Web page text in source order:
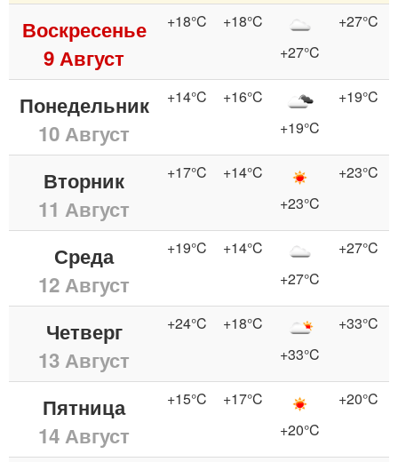
Воскресенье
9 Август
+18°C
+18°C
+27°C
+27°C
Понедельник
10 Август
+14°C
+16°C
+19°C
+19°C
Вторник
11 Август
+17°C
+14°C
+23°C
+23°C
Среда
12 Август
+19°C
+14°C
+27°C
+27°C
Четверг
13 Август
+24°C
+18°C
+33°C
+33°C
Пятница
14 Август
+15°C
+17°C
+20°C
+20°C